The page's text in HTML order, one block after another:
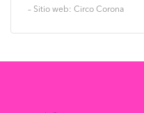
– Sitio web: Circo Corona